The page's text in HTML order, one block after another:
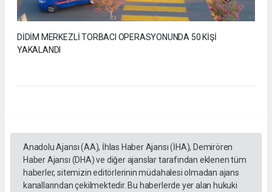
DİDİM MERKEZLİ TORBACI OPERASYONUNDA 50 KİŞİ
YAKALANDI
Anadolu Ajansı (AA), İhlas Haber Ajansı (İHA), Demirören
Haber Ajansı (DHA) ve diğer ajanslar tarafından eklenen tüm
haberler, sitemizin editörlerinin müdahalesi olmadan ajans
kanallarından çekilmektedir. Bu haberlerde yer alan hukuki